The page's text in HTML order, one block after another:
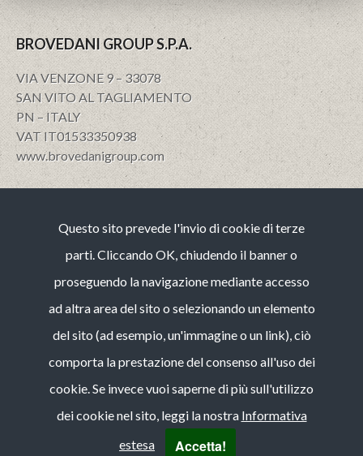
BROVEDANI GROUP S.P.A.
VIA VENZONE 9 – 33078
SAN VITO AL TAGLIAMENTO
PN – ITALY
VAT IT01533350938
www.brovedanigroup.com
Note Legali
Cookies
Whistleblowing (guida operativa)
Bilancio di Sostenibilità
CONTACT
fax :+39 0434 84 95 64
e-mail:info@brovedanigroup.com
Questo sito prevede l'invio di cookie di terze
parti. Cliccando OK, chiudendo il banner o
proseguendo la navigazione mediante accesso
ad altra area del sito o selezionando un elemento
del sito (ad esempio, un'immagine o un link), ciò
comporta la prestazione del consenso all'uso dei
cookie. Se invece vuoi saperne di più sull'utilizzo
dei cookie nel sito, leggi la nostra Informativa
estesa
Accetta!